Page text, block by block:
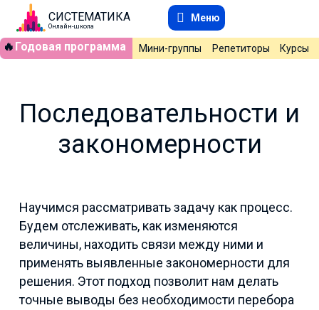
СИСТЕМАТИКА
Онлайн-школа
Меню
🔥 Годовая программа Мини-группы Репетиторы Курсы
Последовательности и
закономерности
Научимся рассматривать задачу как процесс.
Будем отслеживать, как изменяются
величины, находить связи между ними и
применять выявленные закономерности для
решения. Этот подход позволит нам делать
точные выводы без необходимости перебора